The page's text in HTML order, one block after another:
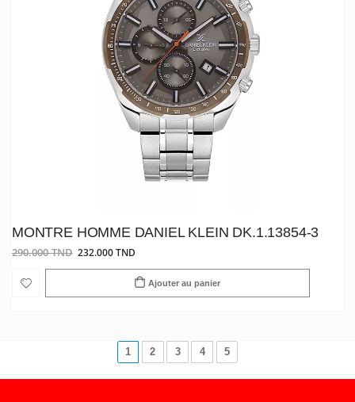
MONTRE HOMME DANIEL KLEIN DK.1.13854-3
290.000 TND 232.000 TND
Ajouter au panier
1 2 3 4 5